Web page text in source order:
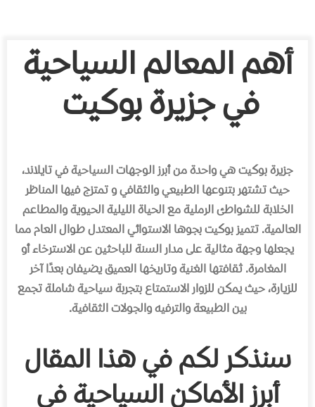
أهم المعالم السياحية
في جزيرة بوكيت
جزيرة بوكيت هي واحدة من أبرز الوجهات السياحية في تايلاند،
حيث تشتهر بتنوعها الطبيعي والثقافي و تمتزج فيها المناظر
الخلابة للشواطئ الرملية مع الحياة الليلية الحيوية والمطاعم
العالمية. تتميز بوكيت بجوها الاستوائي المعتدل طوال العام مما
يجعلها وجهة مثالية على مدار السنة للباحثين عن الاسترخاء أو
المغامرة. ثقافتها الغنية وتاريخها العميق يضيفان بعدًا آخر
للزيارة، حيث يمكن للزوار الاستمتاع بتجربة سياحية شاملة تجمع
بين الطبيعة والترفيه والجولات الثقافية.
سنذكر لكم في هذا المقال
أبرز الأماكن السياحية في